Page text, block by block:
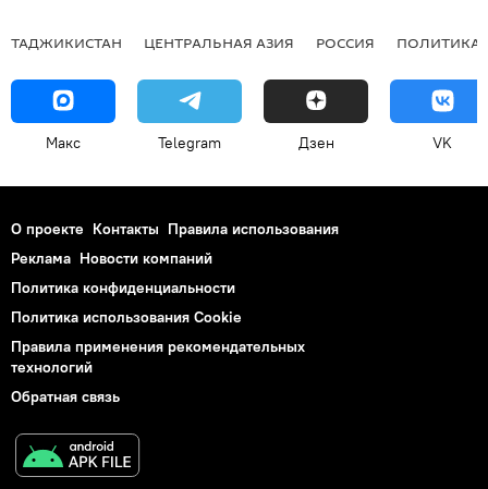
ТАДЖИКИСТАН ЦЕНТРАЛЬНАЯ АЗИЯ РОССИЯ ПОЛИТИКА
Макс Telegram Дзен VK
О проекте Контакты Правила использования
Реклама Новости компаний
Политика конфиденциальности
Политика использования Cookie
Правила применения рекомендательных
технологий
Обратная связь